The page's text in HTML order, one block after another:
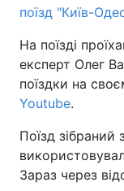
поїзд "Київ-
На поїзді
експерт Олег
поїздки на
Youtube.
Поїзд зібраний
Зараз через